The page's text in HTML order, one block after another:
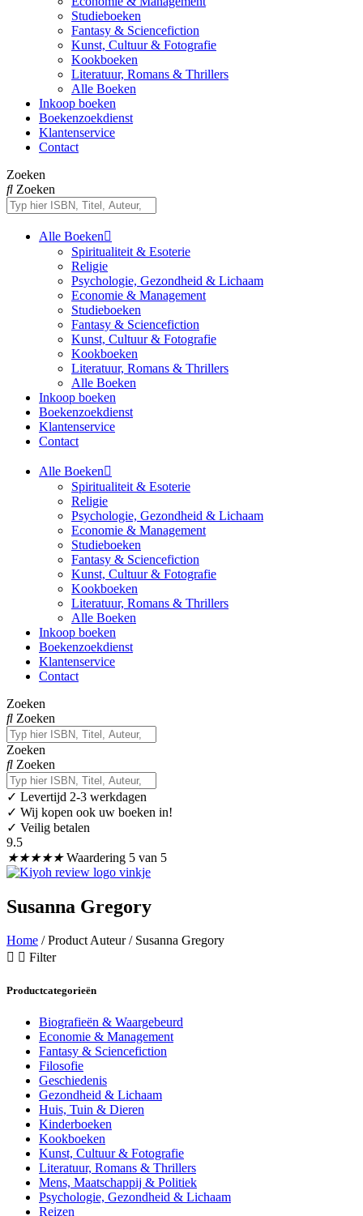
Studieboeken
Fantasy & Sciencefiction
Kunst, Cultuur & Fotografie
Kookboeken
Literatuur, Romans & Thrillers
Alle Boeken
Inkoop boeken
Boekenzoekdienst
Klantenservice
Contact
Zoeken
Zoeken
Alle Boeken
Spiritualiteit & Esoterie
Religie
Psychologie, Gezondheid & Lichaam
Economie & Management
Studieboeken
Fantasy & Sciencefiction
Kunst, Cultuur & Fotografie
Kookboeken
Literatuur, Romans & Thrillers
Alle Boeken
Inkoop boeken
Boekenzoekdienst
Klantenservice
Contact
Alle Boeken
Spiritualiteit & Esoterie
Religie
Psychologie, Gezondheid & Lichaam
Economie & Management
Studieboeken
Fantasy & Sciencefiction
Kunst, Cultuur & Fotografie
Kookboeken
Literatuur, Romans & Thrillers
Alle Boeken
Inkoop boeken
Boekenzoekdienst
Klantenservice
Contact
Zoeken
Zoeken
Zoeken
Zoeken
✓ Levertijd 2-3 werkdagen
✓ Wij kopen ook uw boeken in!
✓ Veilig betalen
9.5
★★★★★ Waardering 5 van 5
Susanna Gregory
Home / Product Auteur / Susanna Gregory
Filter
Productcategorieën
Biografieën & Waargebeurd
Economie & Management
Fantasy & Sciencefiction
Filosofie
Geschiedenis
Gezondheid & Lichaam
Huis, Tuin & Dieren
Kinderboeken
Kookboeken
Kunst, Cultuur & Fotografie
Literatuur, Romans & Thrillers
Mens, Maatschappij & Politiek
Psychologie, Gezondheid & Lichaam
Reizen